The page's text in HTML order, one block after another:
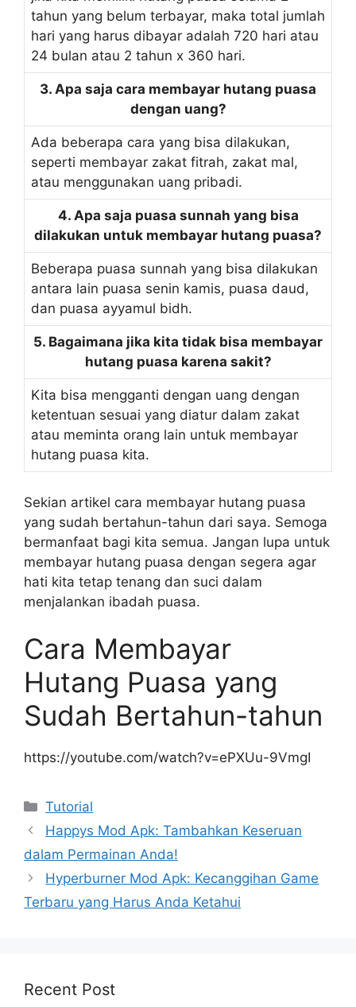
tahun yang belum terbayar, maka total jumlah
hari yang harus dibayar adalah 720 hari atau
24 bulan atau 2 tahun x 360 hari.
3. Apa saja cara membayar hutang puasa
dengan uang?
Ada beberapa cara yang bisa dilakukan,
seperti membayar zakat fitrah, zakat mal,
atau menggunakan uang pribadi.
4. Apa saja puasa sunnah yang bisa
dilakukan untuk membayar hutang puasa?
Beberapa puasa sunnah yang bisa dilakukan
antara lain puasa senin kamis, puasa daud,
dan puasa ayyamul bidh.
5. Bagaimana jika kita tidak bisa membayar
hutang puasa karena sakit?
Kita bisa mengganti dengan uang dengan
ketentuan sesuai yang diatur dalam zakat
atau meminta orang lain untuk membayar
hutang puasa kita.
Sekian artikel cara membayar hutang puasa
yang sudah bertahun-tahun dari saya. Semoga
bermanfaat bagi kita semua. Jangan lupa untuk
membayar hutang puasa dengan segera agar
hati kita tetap tenang dan suci dalam
menjalankan ibadah puasa.
Cara Membayar
Hutang Puasa yang
Sudah Bertahun-tahun
https://youtube.com/watch?v=ePXUu-9VmgI
Kategori
Tutorial
Happys Mod Apk: Tambahkan Keseruan
dalam Permainan Anda!
Hyperburner Mod Apk: Kecanggihan Game
Terbaru yang Harus Anda Ketahui
Recent Post